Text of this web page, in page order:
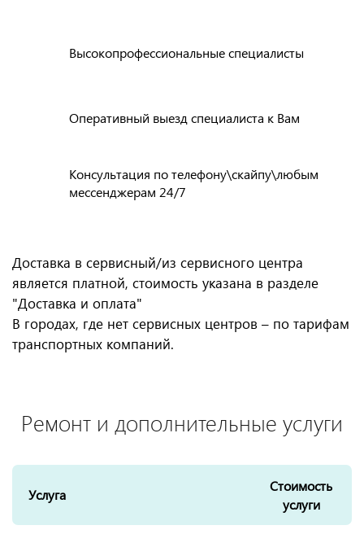
Высокопрофессиональные специалисты
Оперативный выезд специалиста к Вам
Консультация по телефону\скайпу\любым
мессенджерам 24/7
Доставка в сервисный/из сервисного центра
является платной, стоимость указана в разделе
"Доставка и оплата"
В городах, где нет сервисных центров – по тарифам
транспортных компаний.
Ремонт и дополнительные услуги
Услуга
Стоимость
услуги